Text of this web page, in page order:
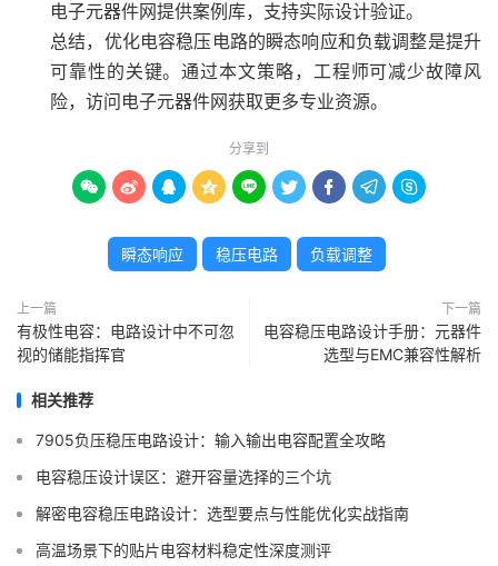
电子元器件网提供案例库，支持实际设计验证。
总结，优化电容稳压电路的瞬态响应和负载调整是提升
可靠性的关键。通过本文策略，工程师可减少故障风
险，访问电子元器件网获取更多专业资源。
分享到
        
瞬态响应 稳压电路 负载调整
上一篇
有极性电容：电路设计中不可忽
视的储能指挥官
下一篇
电容稳压电路设计手册：元器件
选型与EMC兼容性解析
相关推荐
7905负压稳压电路设计：输入输出电容配置全攻略
电容稳压设计误区：避开容量选择的三个坑
解密电容稳压电路设计：选型要点与性能优化实战指南
高温场景下的贴片电容材料稳定性深度测评